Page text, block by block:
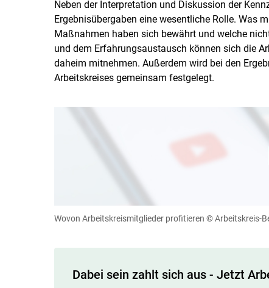
Neben der Interpretation und Diskussion der
Ergebnisübergaben eine wesentliche Rolle. Was
Maßnahmen haben sich bewährt und welche
und dem Erfahrungsaustausch können sich die
daheim mitnehmen. Außerdem wird bei den
Arbeitskreises gemeinsam festgelegt.
Zum Abspielen von YouTube-Videos
diese Website in den Cookie-
Wovon Arbeitskreismitglieder profitieren © Arbeitskreis-
Dabei sein zahlt sich aus - Jetzt